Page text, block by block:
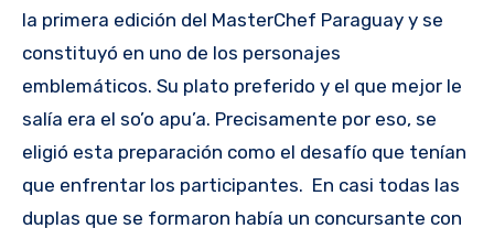
la primera edición del MasterChef Paraguay y se
constituyó en uno de los personajes
emblemáticos. Su plato preferido y el que mejor le
salía era el so’o apu’a. Precisamente por eso, se
eligió esta preparación como el desafío que tenían
que enfrentar los participantes. En casi todas las
duplas que se formaron había un concursante con